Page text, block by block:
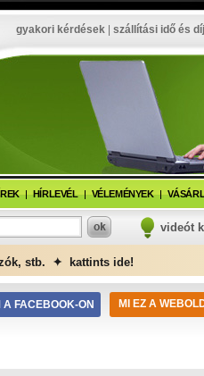
gyakori kérdések| szállítási idő és
HÍRLEVÉL VÉLEMÉNYEK
videót
stb. ✦ kattints ide!
MI EZ A
A FACEBOOK-ON